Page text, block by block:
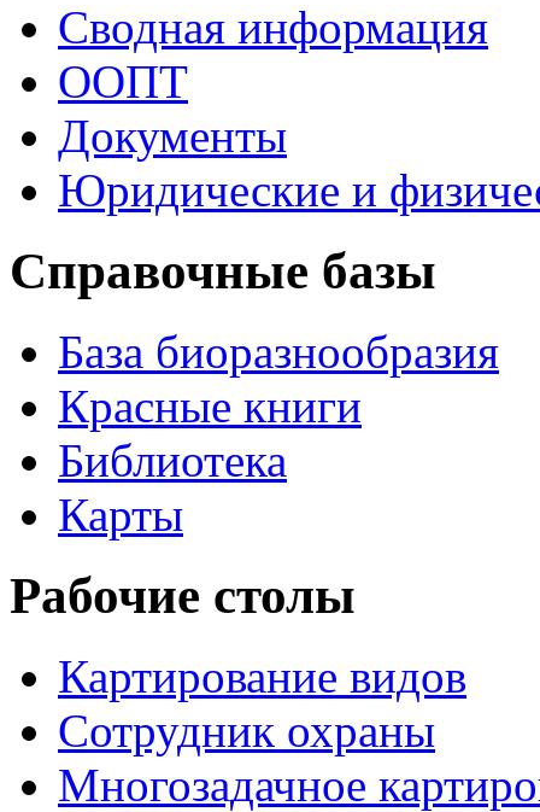
Сводная информация
ООПТ
Документы
Юридические и
Справочные базы
База биоразнообразия
Красные книги
Библиотека
Карты
Рабочие столы
Картирование видов
Сотрудник охраны
Многозадачное